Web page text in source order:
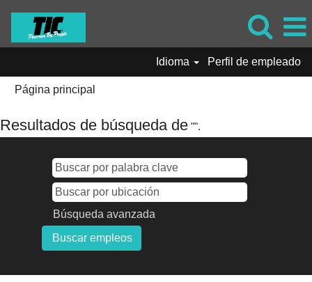
Idioma Perfil de empleado
Página principal
Resultados de búsqueda de "".
Búsqueda avanzada